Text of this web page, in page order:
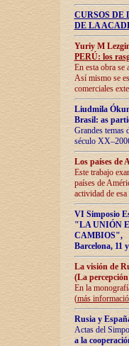
CURSOS
DE LA
Yuriy M
PERÚ: los
En esta obra se
Así mismo se
comerciales
Liudmila
Brasil: as
Grandes temas
século
Los países de
Este trabajo
países de
actividad de
VI Simposio
"LA UNIÓN
CAMBIOS",
Barcelona, 11
La visión de
(La
En la
(más
Rusia y
Actas del
a la